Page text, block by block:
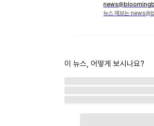
뉴스 제보는
이 뉴스, 어떻게 보시나요?